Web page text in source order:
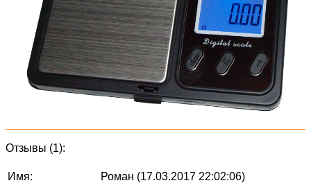
Отзывы (1):
Имя:
Роман (17.03.2017 22:02:06)